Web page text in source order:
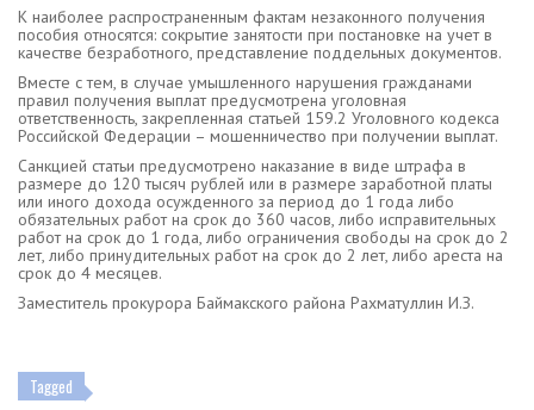
К наиболее распространенным фактам незаконного получения
пособия относятся: сокрытие занятости при постановке на учет в
качестве безработного, представление поддельных документов.
Вместе с тем, в случае умышленного нарушения гражданами
правил получения выплат предусмотрена уголовная
ответственность, закрепленная статьей 159.2 Уголовного кодекса
Российской Федерации – мошенничество при получении выплат.
Санкцией статьи предусмотрено наказание в виде штрафа в
размере до 120 тысяч рублей или в размере заработной платы
или иного дохода осужденного за период до 1 года либо
обязательных работ на срок до 360 часов, либо исправительных
работ на срок до 1 года, либо ограничения свободы на срок до 2
лет, либо принудительных работ на срок до 2 лет, либо ареста на
срок до 4 месяцев.
Заместитель прокурора Баймакского района Рахматуллин И.З.
Tagged